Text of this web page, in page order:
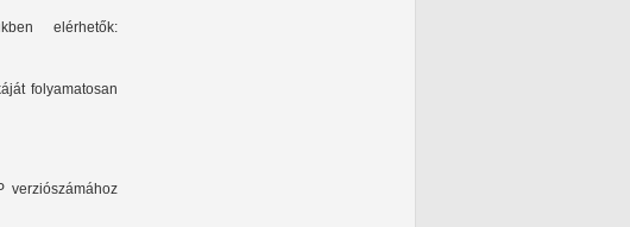
elérhetők:
folyamatosan
verziószámához